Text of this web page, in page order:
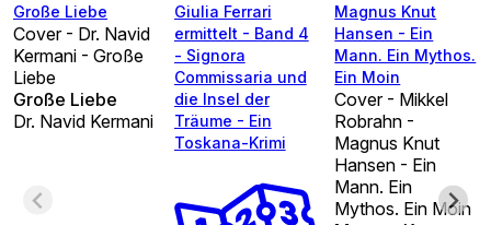
Große Liebe
Cover - Dr. Navid
Kermani - Große
Liebe
Große Liebe
Dr. Navid Kermani
Giulia Ferrari
ermittelt - Band 4
- Signora
Commissaria und
die Insel der
Träume - Ein
Toskana-Krimi
Magnus Knut
Hansen - Ein
Mann. Ein Mythos.
Ein Moin
Cover - Mikkel
Robrahn -
Magnus Knut
Hansen - Ein
Mann. Ein
Mythos. Ein Moin